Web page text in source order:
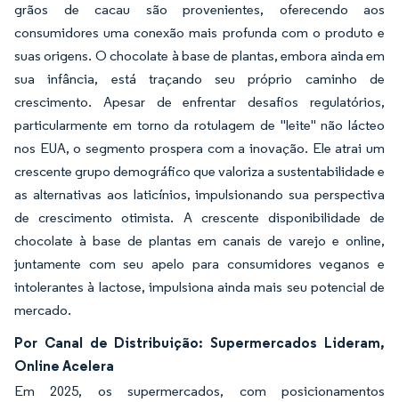
grãos de cacau são provenientes, oferecendo aos
consumidores uma conexão mais profunda com o produto e
suas origens. O chocolate à base de plantas, embora ainda em
sua infância, está traçando seu próprio caminho de
crescimento. Apesar de enfrentar desafios regulatórios,
particularmente em torno da rotulagem de "leite" não lácteo
nos EUA, o segmento prospera com a inovação. Ele atrai um
crescente grupo demográfico que valoriza a sustentabilidade e
as alternativas aos laticínios, impulsionando sua perspectiva
de crescimento otimista. A crescente disponibilidade de
chocolate à base de plantas em canais de varejo e online,
juntamente com seu apelo para consumidores veganos e
intolerantes à lactose, impulsiona ainda mais seu potencial de
mercado.
Por Canal de Distribuição: Supermercados Lideram,
Online Acelera
Em 2025, os supermercados, com posicionamentos